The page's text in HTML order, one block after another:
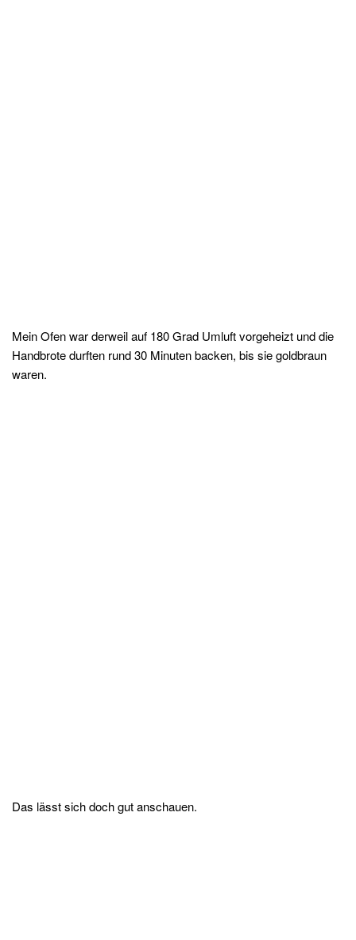
Mein Ofen war derweil auf 180 Grad Umluft vorgeheizt und die
Handbrote durften rund 30 Minuten backen, bis sie goldbraun
waren.
Das lässt sich doch gut anschauen.